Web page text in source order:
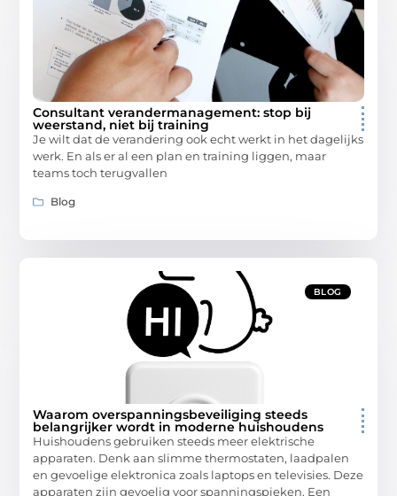
Consultant verandermanagement: stop bij
weerstand, niet bij training
Je wilt dat de verandering ook echt werkt in het dagelijks
werk. En als er al een plan en training liggen, maar
teams toch terugvallen
Blog
BLOG
Waarom overspanningsbeveiliging steeds
belangrijker wordt in moderne huishoudens
Huishoudens gebruiken steeds meer elektrische
apparaten. Denk aan slimme thermostaten, laadpalen
en gevoelige elektronica zoals laptops en televisies. Deze
apparaten zijn gevoelig voor spanningspieken. Een